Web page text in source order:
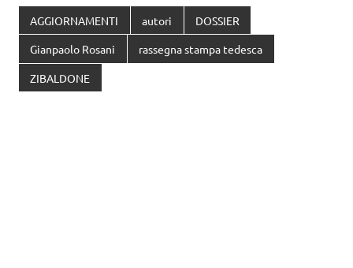
AGGIORNAMENTI autori DOSSIER
Gianpaolo Rosani rassegna stampa tedesca
ZIBALDONE